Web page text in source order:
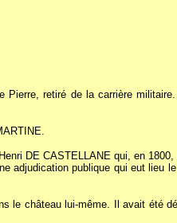
retiré de la carrière
DE CASTELLANE qui, en
adjudication publique qui eut
château lui-même. Il avait été